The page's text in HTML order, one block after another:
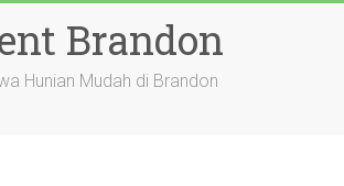
Brandon
Hunian Mudah di Brandon